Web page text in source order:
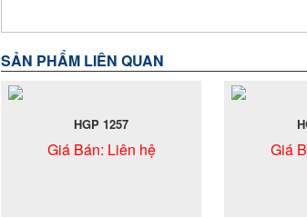
SẢN PHẨM LIÊN QUAN
HGP 1257
Giá Bán: Liên hệ Giá